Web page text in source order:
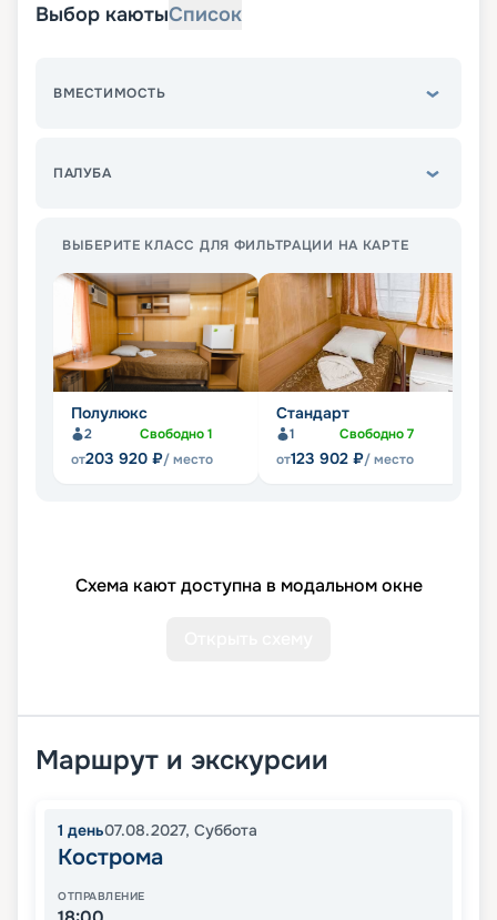
Выбор каютыСписок
ВМЕСТИМОСТЬ
ПАЛУБА
ВЫБЕРИТЕ КЛАСС ДЛЯ ФИЛЬТРАЦИИ НА КАРТЕ
Полулюкс
2 Свободно1
от203 920 ₽/ место
Стандарт
1 Свободно7
от123 902 ₽/ место
Схема кают доступна в модальном окне
Маршрут и экскурсии
1 день07.08.2027, Суббота
Кострома
ОТПРАВЛЕНИЕ